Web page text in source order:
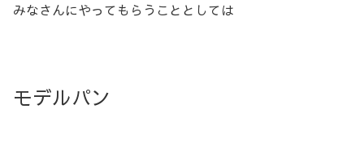
みなさんにやってもらうこととしては
モデルパン